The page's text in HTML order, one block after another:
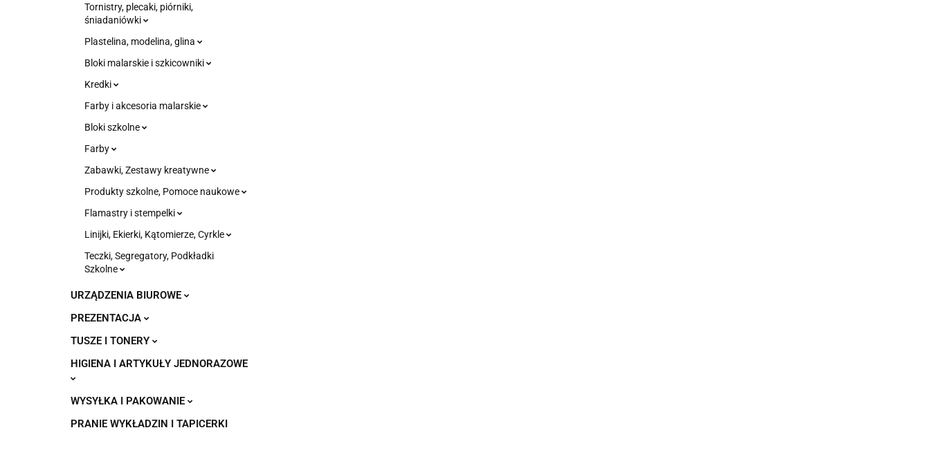
Tornistry, plecaki, piórniki,
śniadaniówki
Plastelina, modelina, glina
Bloki malarskie i szkicowniki
Kredki
Farby i akcesoria malarskie
Bloki szkolne
Farby
Zabawki, Zestawy kreatywne
Produkty szkolne, Pomoce naukowe
Flamastry i stempelki
Linijki, Ekierki, Kątomierze, Cyrkle
Teczki, Segregatory, Podkładki
Szkolne
URZĄDZENIA BIUROWE
PREZENTACJA
TUSZE I TONERY
HIGIENA I ARTYKUŁY JEDNORAZOWE
WYSYŁKA I PAKOWANIE
PRANIE WYKŁADZIN I TAPICERKI